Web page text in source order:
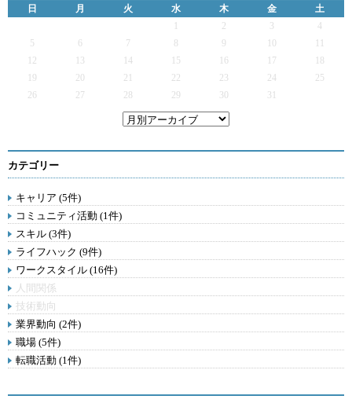
日 月 火 水 木 金
土
2 3
4
5
6 7 9
12
13 14 15 16 17
19
20 21 22 23 24
25
26
27 28 29 30 31
カテゴリー
キャリア (5件)
コミュニティ活動 (1件)
スキル (3件)
ライフハック (9件)
ワークスタイル (16件)
人間関係
技術動向
業界動向 (2件)
職場 (5件)
転職活動 (1件)